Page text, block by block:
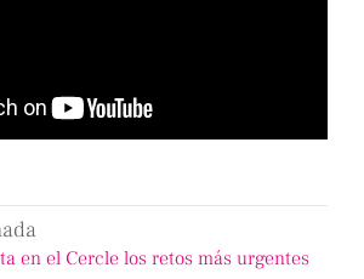
en el Cercle los retos más urgentes